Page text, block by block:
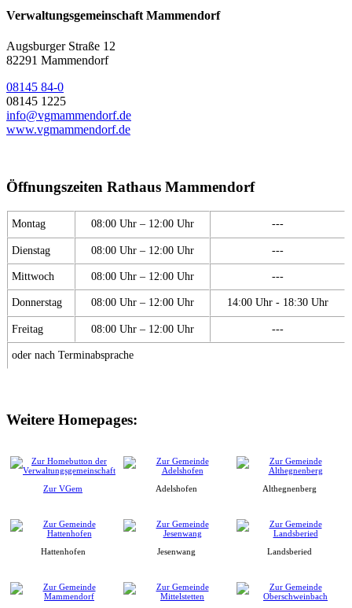
Verwaltungsgemeinschaft Mammendorf
Augsburger Straße 12
82291 Mammendorf
08145 84-0
08145 1225
info@vgmammendorf.de
www.vgmammendorf.de
Öffnungszeiten Rathaus Mammendorf
Montag 08:00 Uhr – 12:00 Uhr ---
Dienstag 08:00 Uhr – 12:00 Uhr ---
Mittwoch 08:00 Uhr – 12:00 Uhr ---
Donnerstag 08:00 Uhr – 12:00 Uhr 14:00 Uhr - 18:30 Uhr
Freitag 08:00 Uhr – 12:00 Uhr ---
oder nach Terminabsprache
Weitere Homepages:
Zur VGem Adelshofen Althegnenberg
Hattenhofen Jesenwang Landsberied